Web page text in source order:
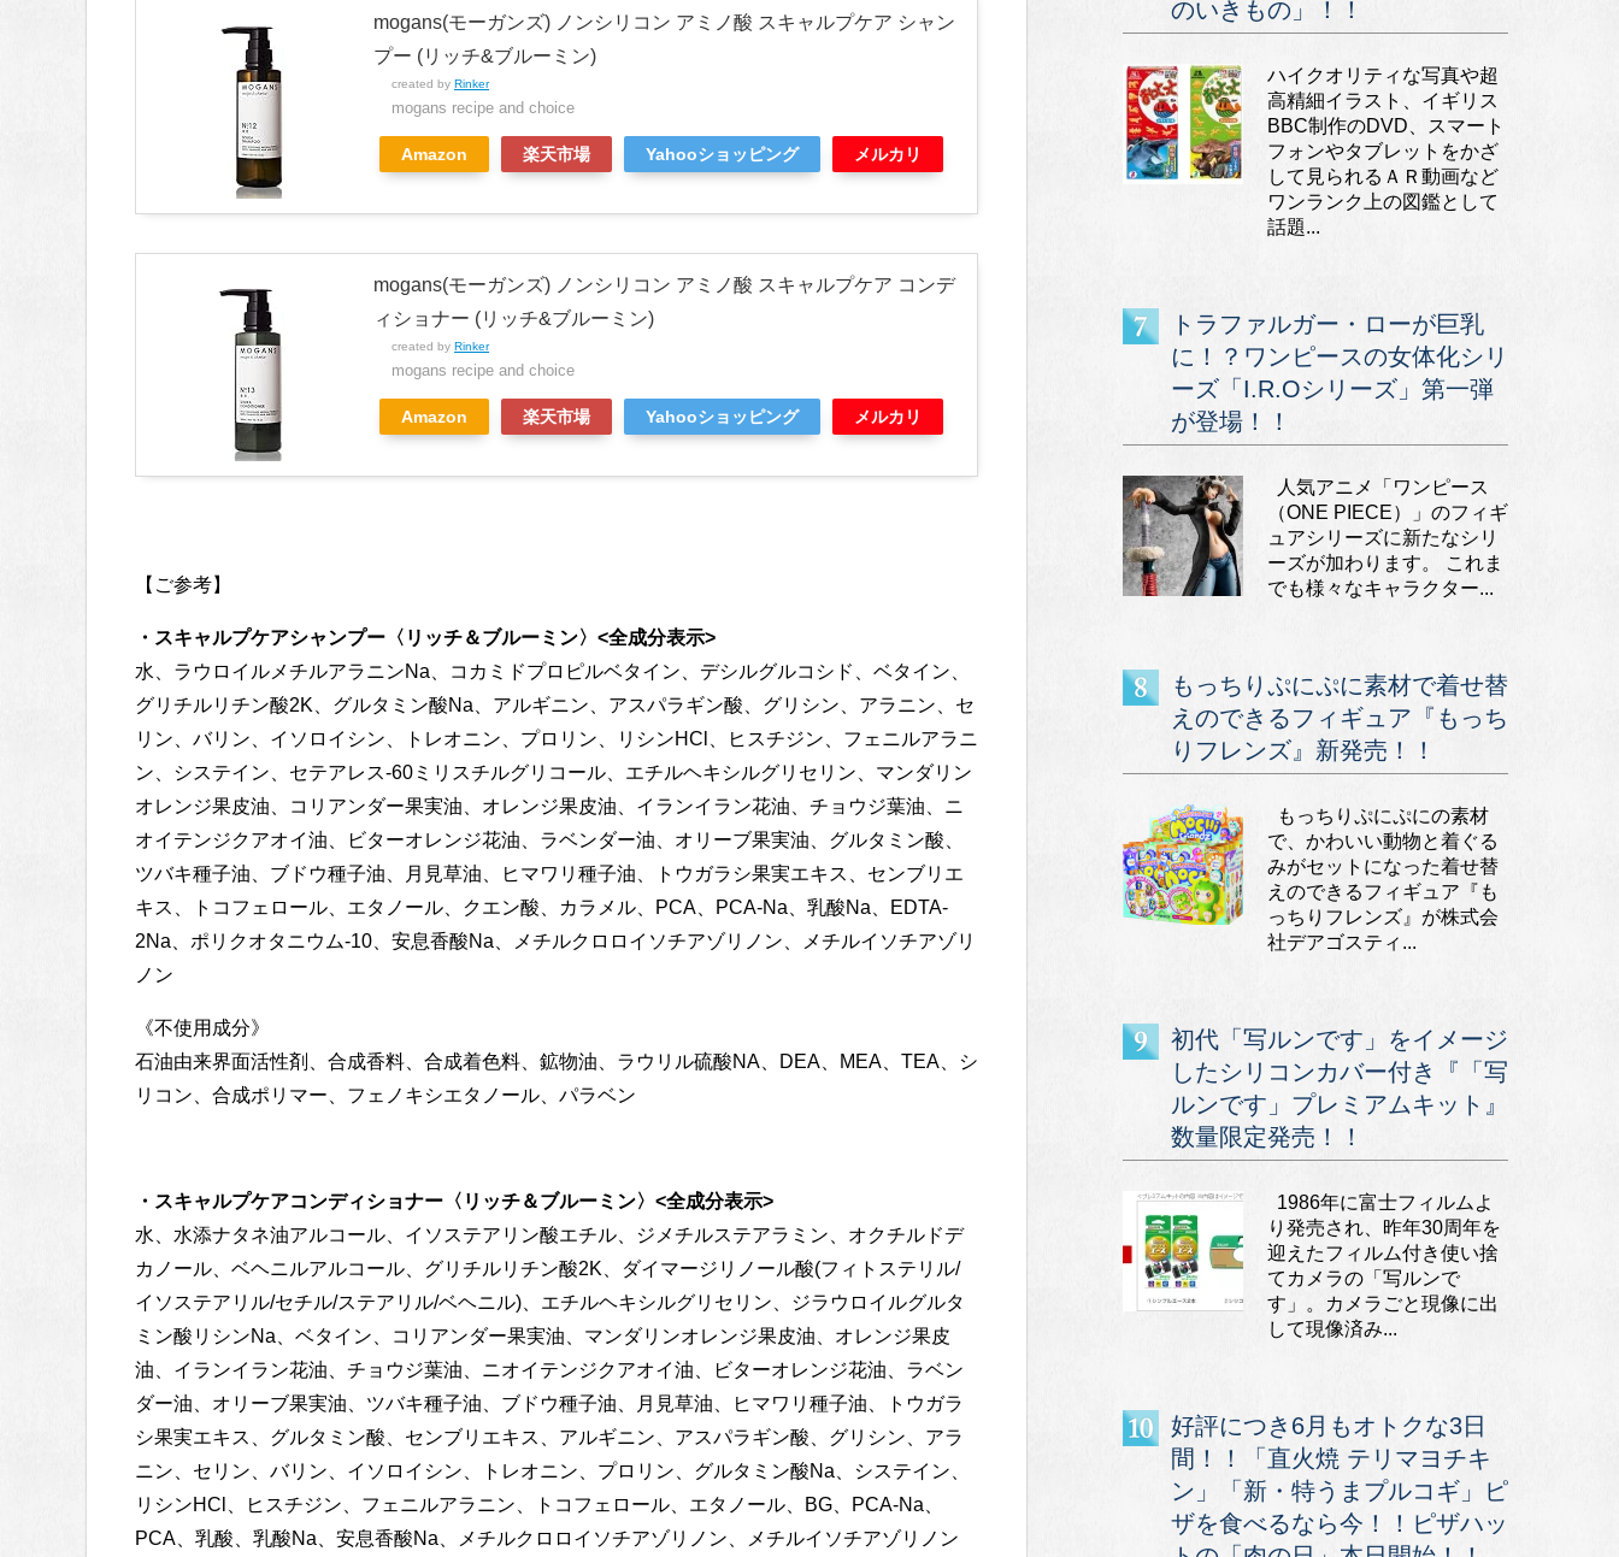
mogans(モーガンズ) ノンシリコン アミノ酸 スキャルプケア シャン
プー (リッチ&ブルーミン)
created by Rinker
mogans recipe and choice
Amazon 楽天市場 Yahooショッピング メルカリ
mogans(モーガンズ) ノンシリコン アミノ酸 スキャルプケア コンデ
ィショナー (リッチ&ブルーミン)
created by Rinker
mogans recipe and choice
Amazon 楽天市場 Yahooショッピング メルカリ
【ご参考】
・スキャルプケアシャンプー〈リッチ＆ブルーミン〉<全成分表示>
水、ラウロイルメチルアラニンNa、コカミドプロピルベタイン、デシルグルコシド、ベタイン、
グリチルリチン酸2K、グルタミン酸Na、アルギニン、アスパラギン酸、グリシン、アラニン、セ
リン、バリン、イソロイシン、トレオニン、プロリン、リシンHCl、ヒスチジン、フェニルアラニ
ン、システイン、セテアレス‐60ミリスチルグリコール、エチルヘキシルグリセリン、マンダリン
オレンジ果皮油、コリアンダー果実油、オレンジ果皮油、イランイラン花油、チョウジ葉油、ニ
オイテンジクアオイ油、ビターオレンジ花油、ラベンダー油、オリーブ果実油、グルタミン酸、
ツバキ種子油、ブドウ種子油、月見草油、ヒマワリ種子油、トウガラシ果実エキス、センブリエ
キス、トコフェロール、エタノール、クエン酸、カラメル、PCA、PCA-Na、乳酸Na、EDTA-
2Na、ポリクオタニウム‐10、安息香酸Na、メチルクロロイソチアゾリノン、メチルイソチアゾリ
ノン
《不使用成分》
石油由来界面活性剤、合成香料、合成着色料、鉱物油、ラウリル硫酸NA、DEA、MEA、TEA、シ
リコン、合成ポリマー、フェノキシエタノール、パラベン
・スキャルプケアコンディショナー〈リッチ＆ブルーミン〉<全成分表示>
水、水添ナタネ油アルコール、イソステアリン酸エチル、ジメチルステアラミン、オクチルドデ
カノール、ベヘニルアルコール、グリチルリチン酸2K、ダイマージリノール酸(フィトステリル/
イソステアリル/セチル/ステアリル/ベヘニル)、エチルヘキシルグリセリン、ジラウロイルグルタ
ミン酸リシンNa、ベタイン、コリアンダー果実油、マンダリンオレンジ果皮油、オレンジ果皮
油、イランイラン花油、チョウジ葉油、ニオイテンジクアオイ油、ビターオレンジ花油、ラベン
ダー油、オリーブ果実油、ツバキ種子油、ブドウ種子油、月見草油、ヒマワリ種子油、トウガラ
シ果実エキス、グルタミン酸、センブリエキス、アルギニン、アスパラギン酸、グリシン、アラ
ニン、セリン、バリン、イソロイシン、トレオニン、プロリン、グルタミン酸Na、システイン、
リシンHCl、ヒスチジン、フェニルアラニン、トコフェロール、エタノール、BG、PCA-Na、
PCA、乳酸、乳酸Na、安息香酸Na、メチルクロロイソチアゾリノン、メチルイソチアゾリノン
のいきもの」！！
ハイクオリティな写真や超
高精細イラスト、イギリス
BBC制作のDVD、スマート
フォンやタブレットをかざ
して見られるＡＲ動画など
ワンランク上の図鑑として
話題...
トラファルガー・ローが巨乳
に！？ワンピースの女体化シリ
ーズ「I.R.Oシリーズ」第一弾
が登場！！
人気アニメ「ワンピース
（ONE PIECE）」のフィギ
ュアシリーズに新たなシリ
ーズが加わります。 これま
でも様々なキャラクター...
もっちりぷにぷに素材で着せ替
えのできるフィギュア『もっち
りフレンズ』新発売！！
もっちりぷにぷにの素材
で、かわいい動物と着ぐる
みがセットになった着せ替
えのできるフィギュア『も
っちりフレンズ』が株式会
社デアゴスティ...
初代「写ルンです」をイメージ
したシリコンカバー付き『「写
ルンです」プレミアムキット』
数量限定発売！！
1986年に富士フィルムよ
り発売され、昨年30周年を
迎えたフィルム付き使い捨
てカメラの「写ルンで
す」。カメラごと現像に出
して現像済み...
好評につき6月もオトクな3日
間！！「直火焼 テリマヨチキ
ン」「新・特うまプルコギ」ピ
ザを食べるなら今！！ピザハッ